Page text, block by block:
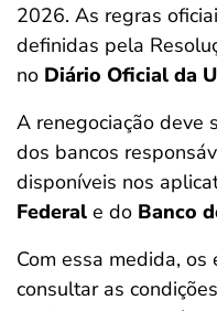
2026. As regras
definidas pela
no Diário Oficial da
A renegociação deve
dos bancos
disponíveis nos
Federal e do Banco
Com essa medida,
consultar as